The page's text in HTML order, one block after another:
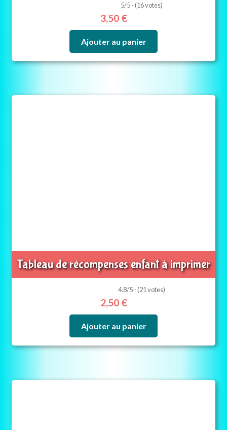
5/5 - (16 votes)
3,50 €
Ajouter au panier
Tableau de récompenses enfant à imprimer
4.8/5 - (21 votes)
2,50 €
Ajouter au panier